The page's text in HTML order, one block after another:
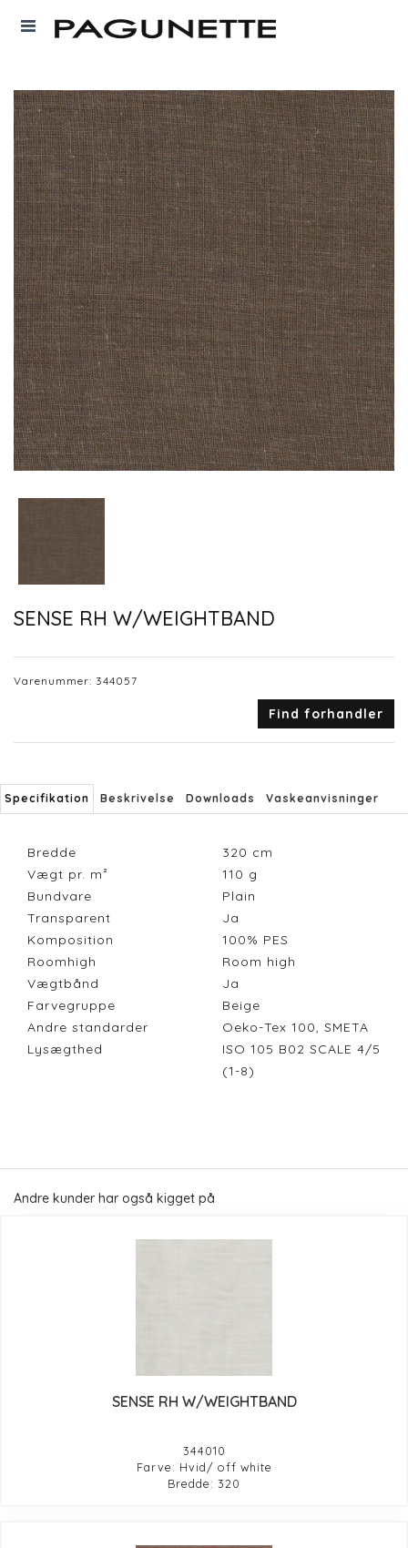
SENSE RH W/WEIGHTBAND
Varenummer: 344057
Find forhandler
Specifikation Beskrivelse Downloads Vaskeanvisninger
Bredde 320 cm
Vægt pr. m²
110 g
Bundvare
Plain
Transparent
Ja
Komposition
100% PES
Roomhigh
Room high
Vægtbånd
Ja
Farvegruppe
Beige
Andre standarder
Oeko-Tex 100, SMETA
Lysægthed
ISO 105 B02 SCALE 4/5
(1-8)
Andre kunder har også kigget på
SENSE RH W/WEIGHTBAND
344010
Farve: Hvid/ off white
Bredde: 320